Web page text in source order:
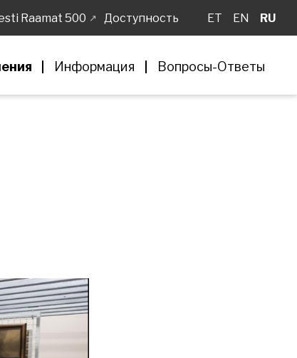
Raamat 500 Доступность ET EN RU
Информация Вопросы-Ответы